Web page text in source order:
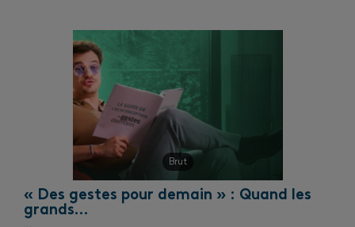
Brut
« Des gestes pour demain » : Quand les
grands…